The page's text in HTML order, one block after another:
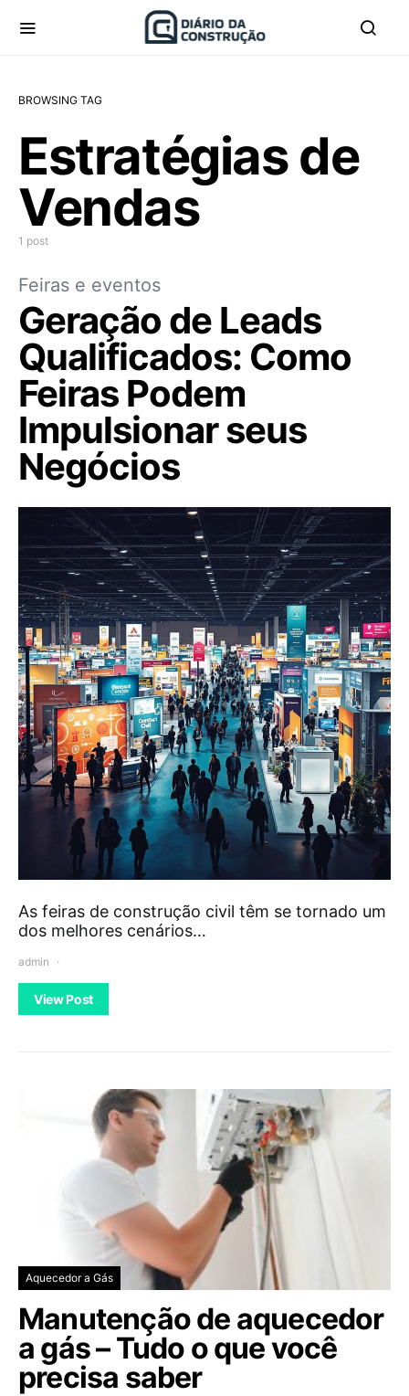
BROWSING TAG
Estratégias de
Vendas
1 post
Feiras e eventos
Geração de Leads
Qualificados: Como
Feiras Podem
Impulsionar seus
Negócios
As feiras de construção civil têm se tornado um
dos melhores cenários…
admin
View Post
Aquecedor a Gás
Manutenção de aquecedor
a gás – Tudo o que você
precisa saber